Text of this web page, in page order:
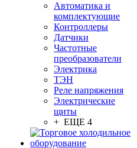
Автоматика и
комплектующие
Контроллеры
Датчики
Частотные
преобразователи
Электрика
ТЭН
Реле напряжения
Электрические
щиты
+ ЕЩЕ 4